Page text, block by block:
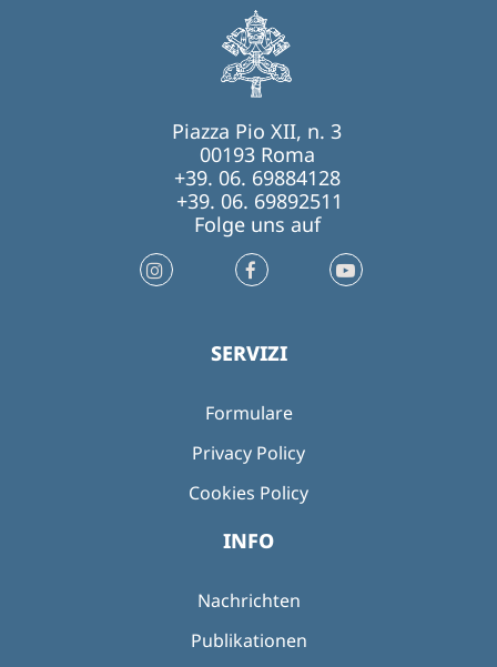
Piazza Pio XII, n. 3
00193 Roma
+39. 06. 69884128
+39. 06. 69892511
Folge uns auf
SERVIZI
Formulare
Privacy Policy
Cookies Policy
INFO
Nachrichten
Publikationen